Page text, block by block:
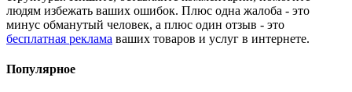
людям избежать ваших ошибок. Плюс одна жалоба - это
минус обманутый человек, а плюс один отзыв - это
бесплатная реклама ваших товаров и услуг в интернете.
Популярное